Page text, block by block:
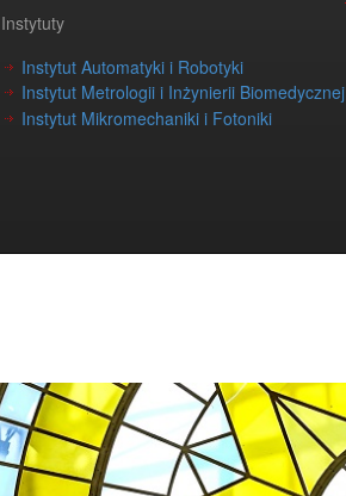
Instytuty
Instytut Automatyki i Robotyki
Instytut Metrologii i Inżynierii Biomedycznej
Instytut Mikromechaniki i Fotoniki